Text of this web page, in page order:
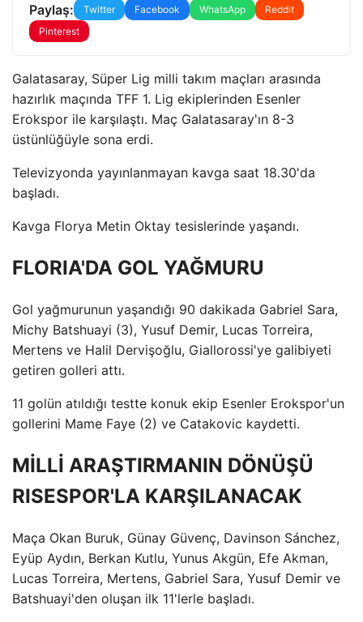
Paylaş: Twitter Facebook WhatsApp
Reddit
Pinterest
Galatasaray, Süper Lig milli takım maçları arasında
hazırlık maçında TFF 1. Lig ekiplerinden Esenler
Erokspor ile karşılaştı. Maç Galatasaray'ın 8-3
üstünlüğüyle sona erdi.
Televizyonda yayınlanmayan kavga saat 18.30'da
başladı.
Kavga Florya Metin Oktay tesislerinde yaşandı.
FLORIA'DA GOL YAĞMURU
Gol yağmurunun yaşandığı 90 dakikada Gabriel Sara,
Michy Batshuayi (3), Yusuf Demir, Lucas Torreira,
Mertens ve Halil Dervişoğlu, Giallorossi'ye galibiyeti
getiren golleri attı.
11 golün atıldığı testte konuk ekip Esenler Erokspor'un
gollerini Mame Faye (2) ve Catakovic kaydetti.
MİLLİ ARAŞTIRMANIN DÖNÜŞÜ
RISESPOR'LA KARŞILANACAK
Maça Okan Buruk, Günay Güvenç, Davinson Sánchez,
Eyüp Aydın, Berkan Kutlu, Yunus Akgün, Efe Akman,
Lucas Torreira, Mertens, Gabriel Sara, Yusuf Demir ve
Batshuayi'den oluşan ilk 11'lerle başladı.